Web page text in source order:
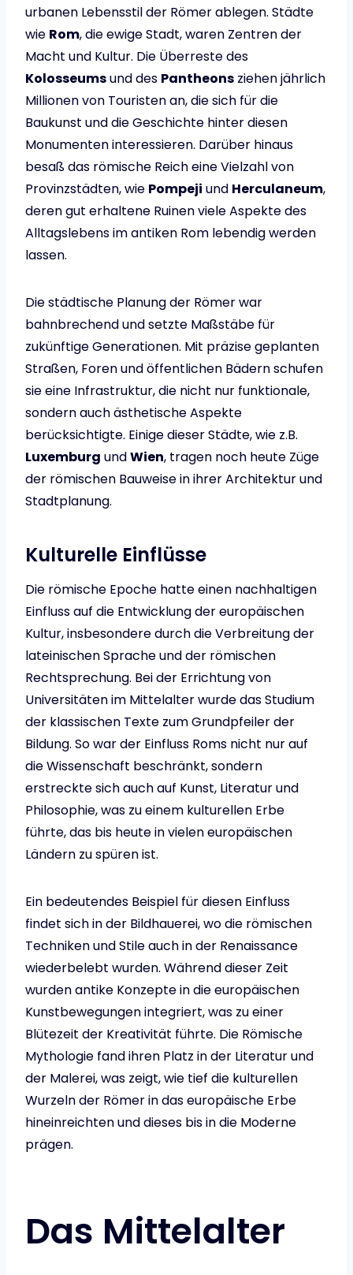
urbanen Lebensstil der Römer ablegen. Städte
wie Rom, die ewige Stadt, waren Zentren der
Macht und Kultur. Die Überreste des
Kolosseumsund des Pantheons ziehen jährlich
Millionen von Touristen an, die sich für die
Baukunst und die Geschichte hinter diesen
Monumenten interessieren. Darüber hinaus
besaß das römische Reich eine Vielzahl von
Provinzstädten, wie Pompeji und Herculaneum,
deren gut erhaltene Ruinen viele Aspekte des
Alltagslebens im antiken Rom lebendig werden
lassen.
Die städtische Planung der Römer war
bahnbrechend und setzte Maßstäbe für
zukünftige Generationen. Mit präzise geplanten
Straßen, Foren und öffentlichen Bädern schufen
sie eine Infrastruktur, die nicht nur funktionale,
sondern auch ästhetische Aspekte
berücksichtigte. Einige dieser Städte, wie z.B.
Luxemburg undWien, tragen noch heute Züge
der römischen Bauweise in ihrer Architektur und
Stadtplanung.
Kulturelle Einflüsse
Die römische Epoche hatte einen nachhaltigen
Einfluss auf die Entwicklung der europäischen
Kultur, insbesondere durch die Verbreitung der
lateinischen Sprache und der römischen
Rechtsprechung. Bei der Errichtung von
Universitäten im Mittelalter wurde das Studium
der klassischen Texte zum Grundpfeiler der
Bildung. So war der Einfluss Roms nicht nur auf
die Wissenschaft beschränkt, sondern
erstreckte sich auch auf Kunst, Literatur und
Philosophie, was zu einem kulturellen Erbe
führte, das bis heute in vielen europäischen
Ländern zu spüren ist.
Ein bedeutendes Beispiel für diesen Einfluss
findet sich in der Bildhauerei, wo die römischen
Techniken und Stile auch in der Renaissance
wiederbelebt wurden. Während dieser Zeit
wurden antike Konzepte in die europäischen
Kunstbewegungen integriert, was zu einer
Blütezeit der Kreativität führte. Die Römische
Mythologie fand ihren Platz in der Literatur und
der Malerei, was zeigt, wie tief die kulturellen
Wurzeln der Römer in das europäische Erbe
hineinreichten und dieses bis in die Moderne
prägen.
Das Mittelalter